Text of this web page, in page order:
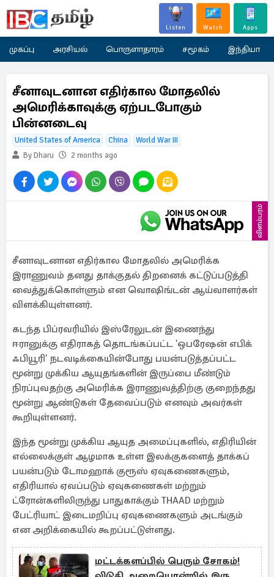
Listen Watch Apps
முகப்பு அரசியல் பொருளாதாரம் சமூகம் இந்தியா
சீனாவுடனான எதிர்கால மோதலில்
அமெரிக்காவுக்கு ஏற்படபோகும்
பின்னடைவு
United States of America China
World War III
By Dharu
2 months ago
விளம்பரம்
சீனாவுடனான எதிர்கால மோதலில் அமெரிக்க
இராணுவம் தனது தாக்குதல் திறனைக் கட்டுப்படுத்தி
வைத்துக்கொள்ளும் என வொஷிங்டன் ஆய்வாளர்கள்
விளக்கியுள்ளனர்.
கடந்த பிப்ரவரியில் இஸ்ரேலுடன் இணைந்து
ஈரானுக்கு எதிராகத் தொடங்கப்பட்ட 'ஒபரேஷன் எபிக்
ஃபியூரி' நடவடிக்கையின்போது பயன்படுத்தப்பட்ட
மூன்று முக்கிய ஆயுதங்களின் இருப்பை மீண்டும்
நிரப்புவதற்கு அமெரிக்க இராணுவத்திற்கு குறைந்தது
மூன்று ஆண்டுகள் தேவைப்படும் எனவும் அவர்கள்
கூறியுள்ளனர்.
இந்த மூன்று முக்கிய ஆயுத அமைப்புகளில், எதிரியின்
எல்லைக்குள் ஆழமாக உள்ள இலக்குகளைத் தாக்கப்
பயன்படும் டோமஹாக் குரூஸ் ஏவுகணைகளும்,
எதிரியால் ஏவப்படும் ஏவுகணைகள் மற்றும்
ட்ரோன்களிலிருந்து பாதுகாக்கும் THAAD மற்றும்
பேட்ரியாட் இடைமறிப்பு ஏவுகணைகளும் அடங்கும்
என அறிக்கையில் கூறப்பட்டுள்ளது.
மட்டக்களப்பில் பெரும் சோகம்!